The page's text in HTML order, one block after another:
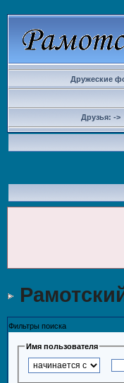
Дружеские
Друзья: ->
Фильтры поиска
Имя пользователя